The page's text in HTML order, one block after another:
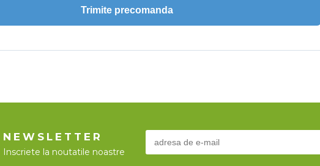
Trimite precomanda
NEWSLETTER
Inscriete la noutatile noastre